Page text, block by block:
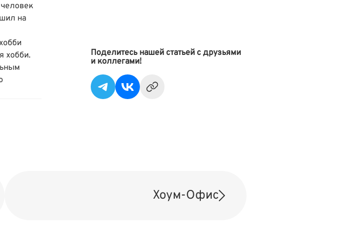
на
хобби.
Поделитесь нашей статьей с друзьями
и коллегами!
Хоум-Офис